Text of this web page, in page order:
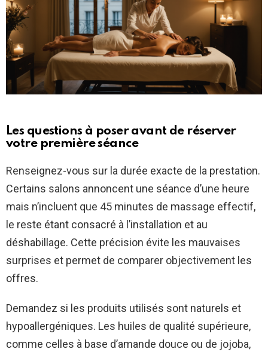
Les questions à poser avant de réserver
votre première séance
Renseignez-vous sur la durée exacte de la prestation.
Certains salons annoncent une séance d’une heure
mais n’incluent que 45 minutes de massage effectif,
le reste étant consacré à l’installation et au
déshabillage. Cette précision évite les mauvaises
surprises et permet de comparer objectivement les
offres.
Demandez si les produits utilisés sont naturels et
hypoallergéniques. Les huiles de qualité supérieure,
comme celles à base d’amande douce ou de jojoba,